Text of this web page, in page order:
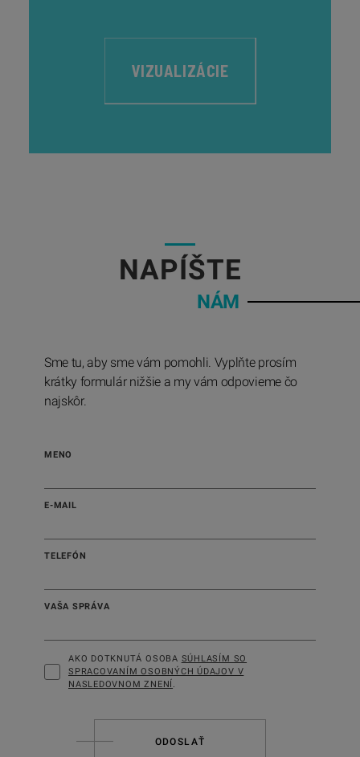
VIZUALIZÁCIE
NAPÍŠTE
NÁM
Sme tu, aby sme vám pomohli. Vyplňte prosím
krátky formulár nižšie a my vám odpovieme čo
najskôr.
MENO
E-MAIL
TELEFÓN
VAŠA SPRÁVA
AKO DOTKNUTÁ OSOBA SÚHLASÍM SO
SPRACOVANÍM OSOBNÝCH ÚDAJOV V
NASLEDOVNOM ZNENÍ .
ODOSLAŤ